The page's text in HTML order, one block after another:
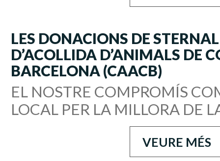
LES DONACIONS DE
D’ACOLLIDA D’ANIMALS DE
BARCELONA (CAACB)
EL NOSTRE COMPROMÍS
LOCAL PER LA MILLORA DE
VEURE MÉS